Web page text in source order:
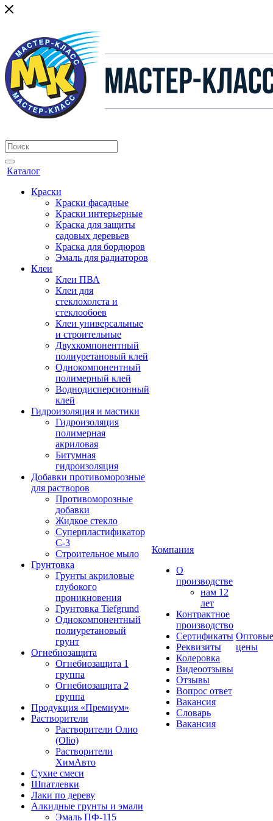
Каталог
Краски
Краски фасадные
Краски интерьерные
Краска для защиты
садовых деревьев
⁠Краска для бордюров
Эмаль для радиаторов
Клеи
Клеи ПВА
Клеи для
стеклохолста и
стеклообоев
Клеи универсальные
и строительные
Двухкомпонентный
полиуретановый клей
Однокомпонентный
полимерный клей
Воднодисперсионный
клей
Гидроизоляция и мастики
Гидроизоляция
полимерная
акриловая
Битумная
гидроизоляция
Добавки противоморозные
для растворов
Противоморозные
добавки
Жидкое стекло
Суперпластификатор
С-3
Строительное мыло
Грунтовка
Грунты акриловые
глубокого
проникновения
Грунтовка Tiefgrund
Однокомпонентный
полиуретановый
грунт
Огнебиозащита
Огнебиозащита 1
группа
Огнебиозащита 2
группа
Продукция «Премиум»
Растворители
Растворители Олио
(Olio)
Растворители
ХимАвто
Сухие смеси
Шпатлевки
Лаки по дереву
Алкидные грунты и эмали
Эмаль ПФ-115
Компания
О
производстве
нам 12
лет
Контрактное
производство
Сертификаты
Реквизиты
Колеровка
Видеоотзывы
Отзывы
Вопрос ответ
Вакансия
Словарь
Вакансия
Оптовые
цены